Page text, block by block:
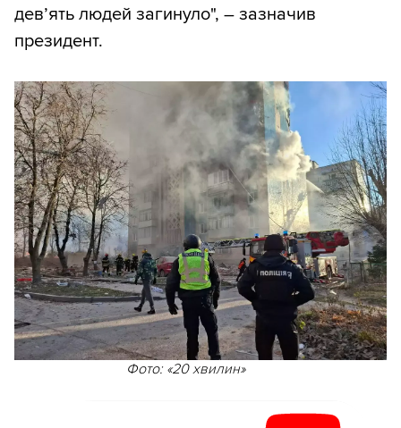
дев’ять людей загинуло", – зазначив
президент.
Фото: «20 хвилин»